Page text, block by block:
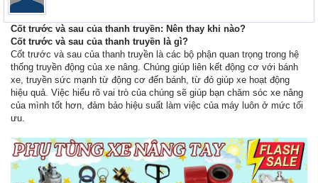
Cốt trước và sau của thanh truyền: Nên thay khi nào?
Cốt trước và sau của thanh truyền là gì?
Cốt trước và sau của thanh truyền là các bộ phận quan trọng trong hệ
thống truyền động của xe nâng. Chúng giúp liên kết động cơ với bánh
xe, truyền sức mạnh từ động cơ đến bánh, từ đó giúp xe hoạt động
hiệu quả. Việc hiểu rõ vai trò của chúng sẽ giúp bạn chăm sóc xe nâng
của mình tốt hơn, đảm bảo hiệu suất làm việc của máy luôn ở mức tối
ưu.